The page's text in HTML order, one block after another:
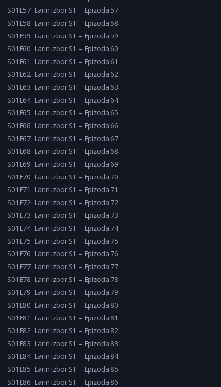
S01E57 Larin izbor S1 – Epizoda 57
S01E58 Larin izbor S1 – Epizoda 58
S01E59 Larin izbor S1 – Epizoda 59
S01E60 Larin izbor S1 – Epizoda 60
S01E61 Larin izbor S1 – Epizoda 61
S01E62 Larin izbor S1 – Epizoda 62
S01E63 Larin izbor S1 – Epizoda 63
S01E64 Larin izbor S1 – Epizoda 64
S01E65 Larin izbor S1 – Epizoda 65
S01E66 Larin izbor S1 – Epizoda 66
S01E67 Larin izbor S1 – Epizoda 67
S01E68 Larin izbor S1 – Epizoda 68
S01E69 Larin izbor S1 – Epizoda 69
S01E70 Larin izbor S1 – Epizoda 70
S01E71 Larin izbor S1 – Epizoda 71
S01E72 Larin izbor S1 – Epizoda 72
S01E73 Larin izbor S1 – Epizoda 73
S01E74 Larin izbor S1 – Epizoda 74
S01E75 Larin izbor S1 – Epizoda 75
S01E76 Larin izbor S1 – Epizoda 76
S01E77 Larin izbor S1 – Epizoda 77
S01E78 Larin izbor S1 – Epizoda 78
S01E79 Larin izbor S1 – Epizoda 79
S01E80 Larin izbor S1 – Epizoda 80
S01E81 Larin izbor S1 – Epizoda 81
S01E82 Larin izbor S1 – Epizoda 82
S01E83 Larin izbor S1 – Epizoda 83
S01E84 Larin izbor S1 – Epizoda 84
S01E85 Larin izbor S1 – Epizoda 85
S01E86 Larin izbor S1 – Epizoda 86